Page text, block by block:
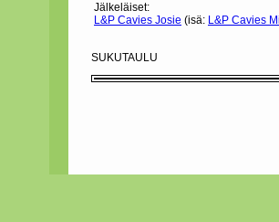
Jälkeläiset:
L&P Cavies Josie (isä: L&P Cavies
SUKUTAULU